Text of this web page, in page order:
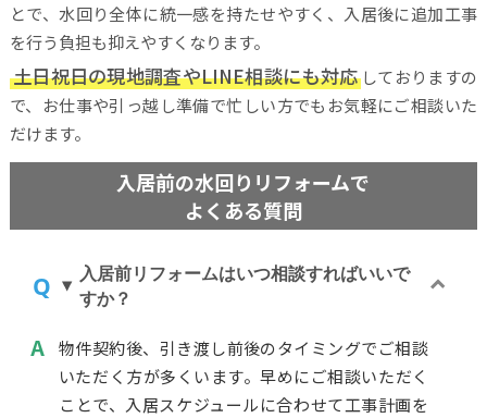
とで、水回り全体に統一感を持たせやすく、入居後に追加工事
を行う負担も抑えやすくなります。
土日祝日の現地調査やLINE相談にも対応 しておりますの
で、お仕事や引っ越し準備で忙しい方でもお気軽にご相談いた
だけます。
入居前の水回りリフォームで
よくある質問
入居前リフォームはいつ相談すればいいで
すか？
物件契約後、引き渡し前後のタイミングでご相談
いただく方が多くいます。早めにご相談いただく
ことで、入居スケジュールに合わせて工事計画を